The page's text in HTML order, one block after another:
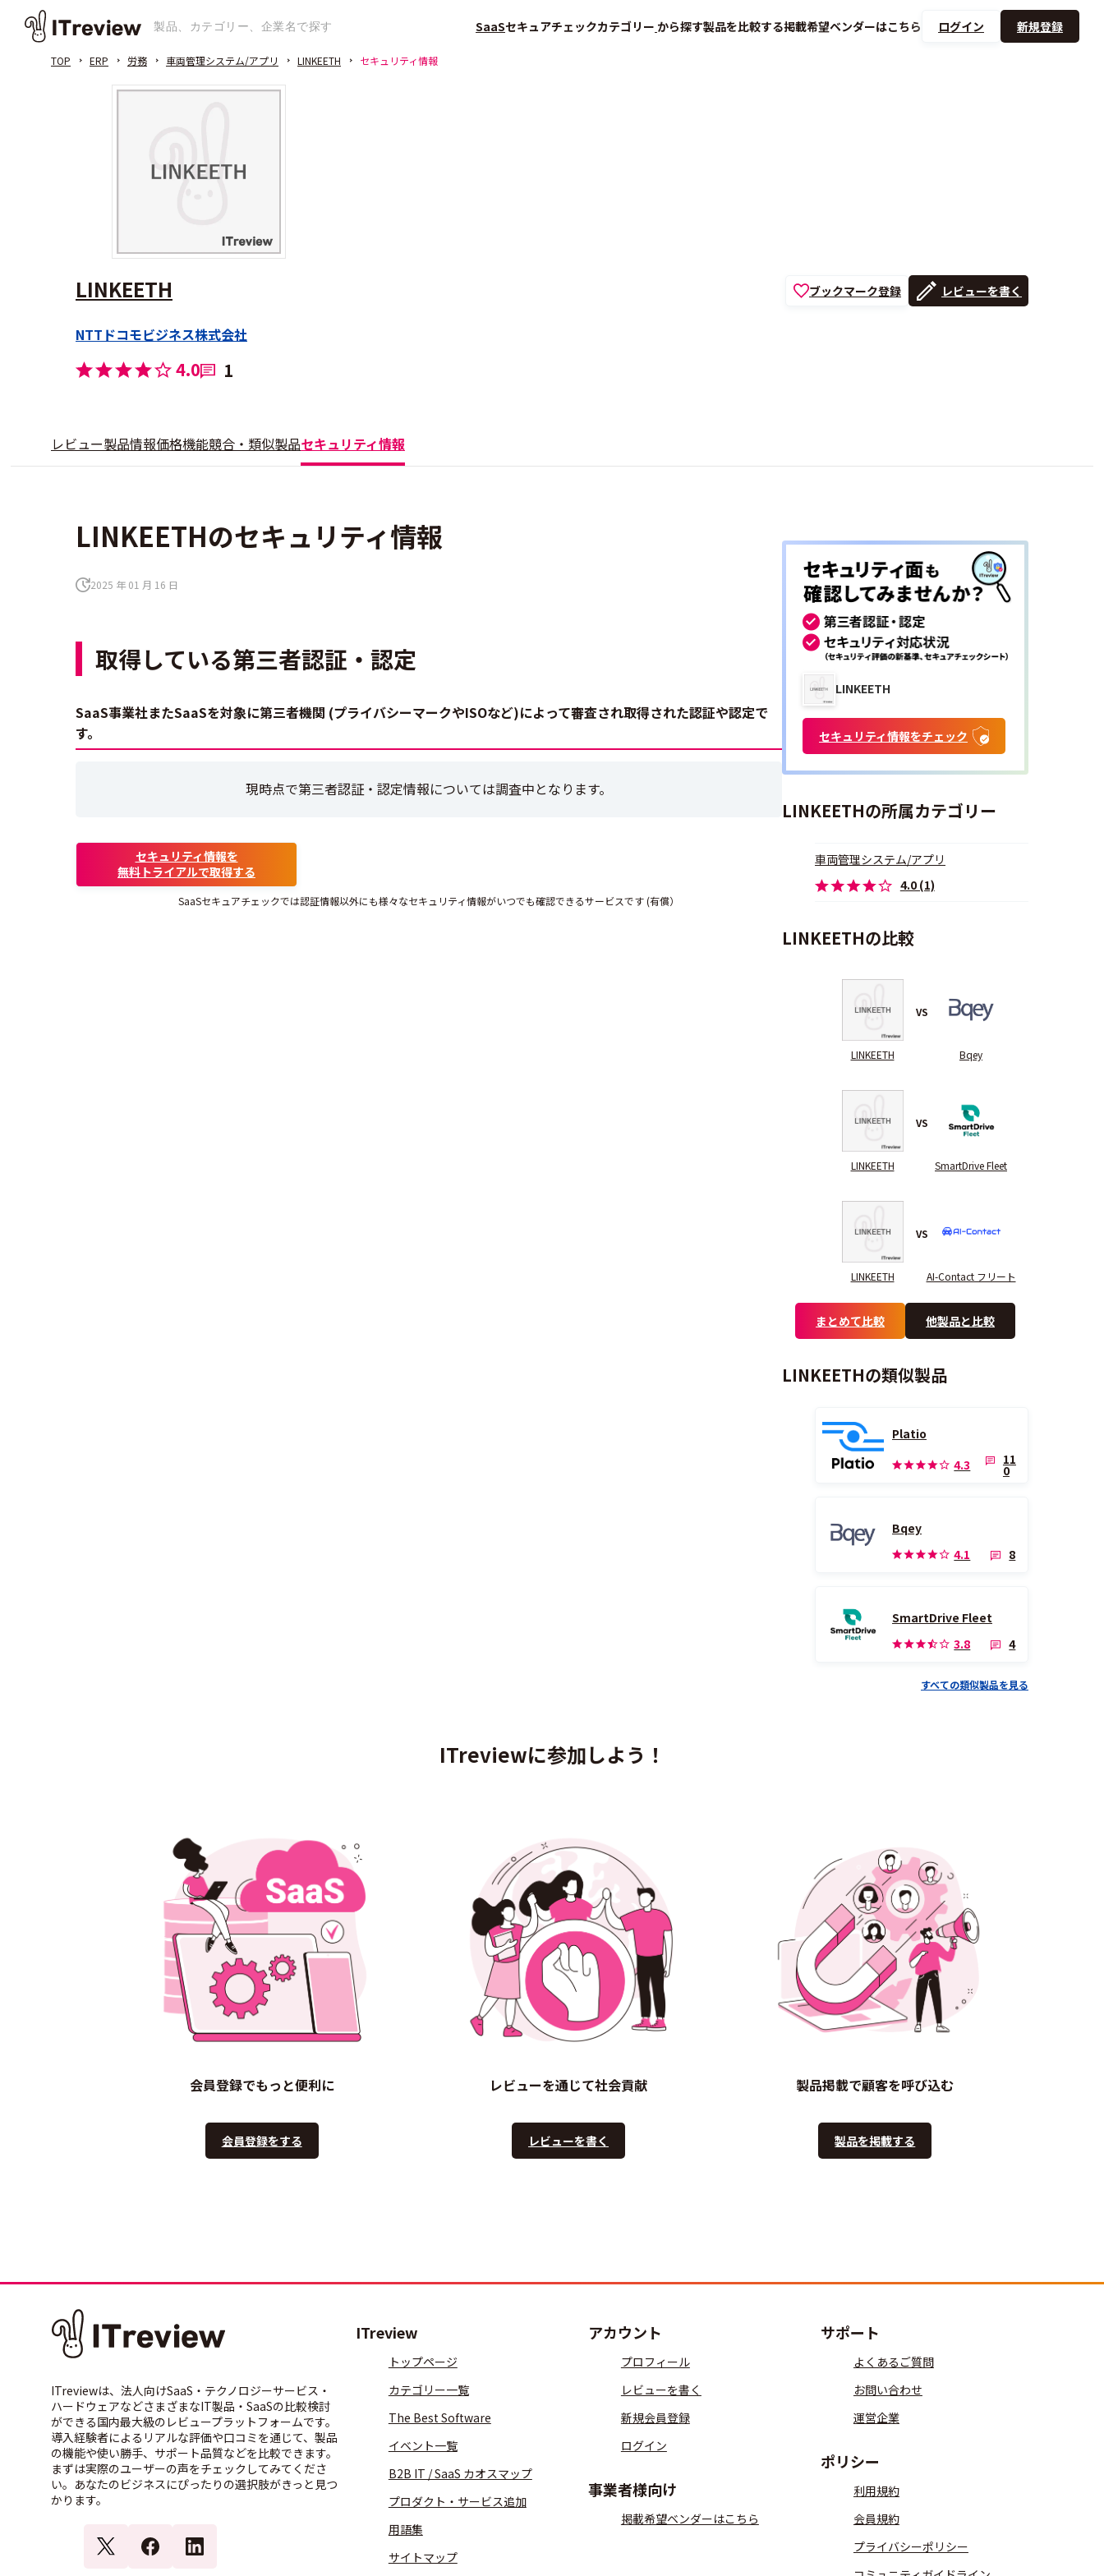
SaaSセキュアチェックカテゴリー から探す製品を比較する掲載希望ベンダーはこちら ログイン 新規登録
TOP ERP 労務 車両管理システム/アプリ LINKEETH セキュリティ情報
LINKEETH
NTTドコモビジネス株式会社
4.0 1
ブックマーク登録 レビューを書く
レビュー製品情報価格機能競合・類似製品セキュリティ情報
LINKEETHのセキュリティ情報
2025 年 01 月 16 日
取得している第三者認証・認定
SaaS事業社またSaaSを対象に第三者機関 (プライバシーマークやISOなど)によって審査され取得された認証や認定で
す。
現時点で第三者認証・認定情報については調査中となります。
セキュリティ情報を
無料トライアルで取得する
SaaSセキュアチェックでは認証情報以外にも様々なセキュリティ情報がいつでも確認できるサービスです (有償）
LINKEETH
セキュリティ情報をチェック
LINKEETHの所属カテゴリー
車両管理システム/アプリ
4.0 (1)
LINKEETHの比較
LINKEETH
VS
Bqey
LINKEETH
VS
SmartDrive Fleet
LINKEETH
VS
AI-Contact フリート
まとめて比較 他製品と比較
LINKEETHの類似製品
Platio
4.3
11
0
Bqey
4.1
8
SmartDrive Fleet
3.8
4
すべての類似製品を見る
ITreviewに参加しよう！
会員登録でもっと便利に
会員登録をする
レビューを通じて社会貢献
レビューを書く
製品掲載で顧客を呼び込む
製品を掲載する
ITreviewは、法人向けSaaS・テクノロジーサービス・
ハードウェアなどさまざまなIT製品・SaaSの比較検討
ができる国内最大級のレビュープラットフォームです。
導入経験者によるリアルな評価や口コミを通じて、製品
の機能や使い勝手、サポート品質などを比較できます。
まずは実際のユーザーの声をチェックしてみてくださ
い。あなたのビジネスにぴったりの選択肢がきっと見つ
かります。
ITreview
トップページ
カテゴリー一覧
The Best Software
イベント一覧
B2B IT / SaaS カオスマップ
プロダクト・サービス追加
用語集
サイトマップ
アカウント
プロフィール
レビューを書く
新規会員登録
ログイン
事業者様向け
掲載希望ベンダーはこちら
サポート
よくあるご質問
お問い合わせ
運営企業
ポリシー
利用規約
会員規約
プライバシーポリシー